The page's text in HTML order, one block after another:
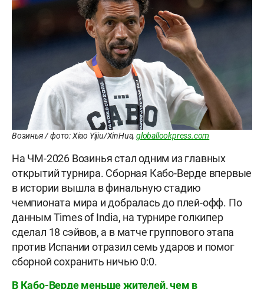
Возинья / фото: Xiao Yijiu/XinHua,globallookpress.com
На ЧМ-2026 Возинья стал одним из главных
открытий турнира. Сборная Кабо-Верде впервые
в истории вышла в финальную стадию
чемпионата мира и добралась до плей-офф. По
данным Times of India, на турнире голкипер
сделал 18 сэйвов, а в матче группового этапа
против Испании отразил семь ударов и помог
сборной сохранить ничью 0:0.
В Кабо-Верде меньше жителей, чем в